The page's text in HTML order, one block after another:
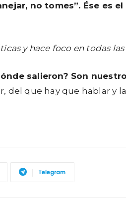
no tomes”. Ése es el
y hace foco en todas las
salieron? Son
del que hay que hablar y
Telegram